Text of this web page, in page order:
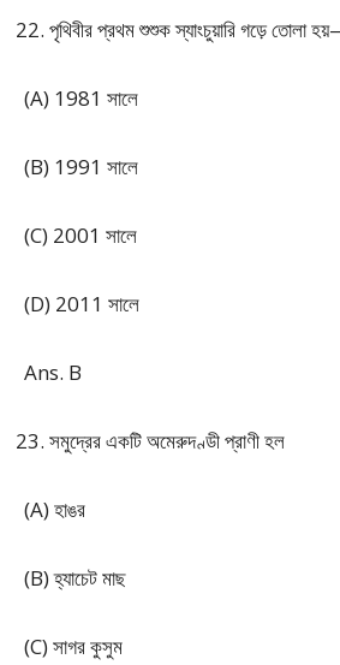
পৃথিবীর প্রথম শুশুক স্যাংচুয়ারি গড়ে তোলা
(A) 1981 সালে
(B) 1991 সালে
(C) 2001 সালে
(D) 2011 সালে
Ans. B
সমুদ্রের একটি অমেরুদণ্ডী প্রাণী হল
(A) হাঙর
(B) হ্যাচেট মাছ
(C) সাগর কুসুম